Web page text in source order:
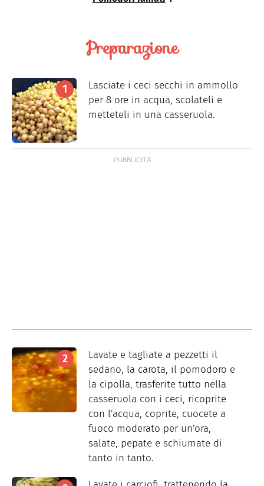
Preparazione
Lasciate i ceci secchi in ammollo
per 8 ore in acqua, scolateli e
metteteli in una casseruola.
Lavate e tagliate a pezzetti il
sedano, la carota, il pomodoro e
la cipolla, trasferite tutto nella
casseruola con i ceci, ricoprite
con l'acqua, coprite, cuocete a
fuoco moderato per un'ora,
salate, pepate e schiumate di
tanto in tanto.